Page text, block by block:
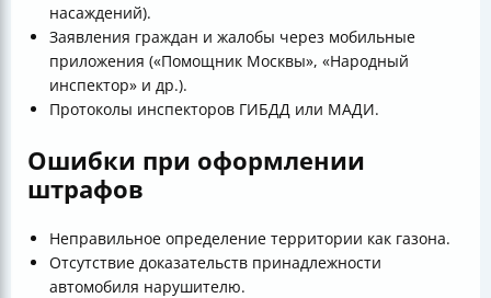
насаждений).
Заявления граждан и жалобы через мобильные
приложения («Помощник Москвы», «Народный
инспектор» и др.).
Протоколы инспекторов ГИБДД или МАДИ.
Ошибки при оформлении
штрафов
Неправильное определение территории как газона.
Отсутствие доказательств принадлежности
автомобиля нарушителю.